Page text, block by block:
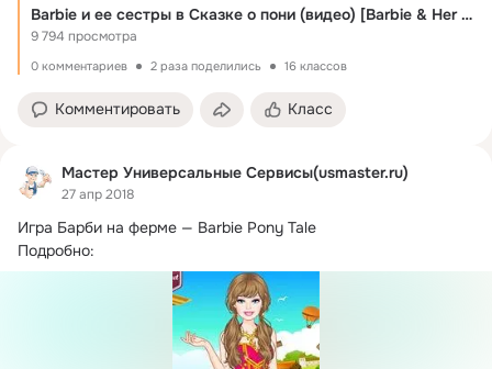
Barbie и ее сестры в Сказке о пони (видео) [Barbie & Her Sisters in A Pony Tale] (2013)
9 794 просмотра
0 комментариев 2 раза поделились 16 классов
Комментировать Класс
Мастер Универсальные Сервисы(usmaster.ru)
27 апр 2018
Игра Барби на ферме — Barbie Pony Tale
Подробно: